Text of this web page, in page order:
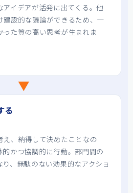
アイデアが活発に出てくる。他
建設的な議論ができるため、一
った質の高い思考が生まれま
▼
る
え、納得して決めたことなの
的かつ協調的に行動。部門間の
、無駄のない効果的なアクショ